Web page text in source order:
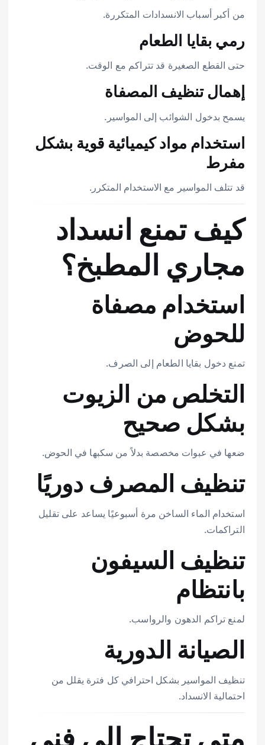
من أكبر أسباب الانسدادات المتكررة.
رمي بقايا الطعام
حتى القطع الصغيرة قد تتراكم مع الوقت.
إهمال تنظيف المصفاة
يسمح بدخول الشوائب إلى المواسير.
استخدام مواد كيميائية قوية بشكل
مفرط
قد تتلف المواسير مع الاستخدام المتكرر.
كيف تمنع انسداد
مجاري المطبخ؟
استخدام مصفاة
للحوض
تمنع دخول بقايا الطعام إلى الصرف.
التخلص من الزيوت
بشكل صحيح
ضعها في عبوات مخصصة بدلاً من سكبها في الحوض.
تنظيف المصرف دوريًا
استخدام الماء الساخن مرة أسبوعيًا يساعد على تقليل
التراكمات.
تنظيف السيفون
بانتظام
لمنع تراكم الدهون والرواسب.
الصيانة الدورية
تنظيف المواسير بشكل احترافي كل فترة يقلل من
احتمالية الانسداد.